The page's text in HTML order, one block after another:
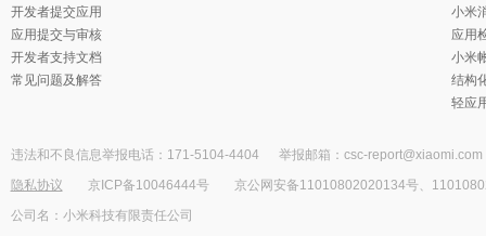
开发者提交应用
应用提交与审核
开发者支持文档
常见问题及解答
小米
应用
小米
结构
轻应
违法和不良信息举报电话：171-5104-4404 举报邮箱：csc-report@xiaomi.com
隐私协议 京ICP备10046444号
京公网安备11010802020134号、
公司名：小米科技有限责任公司